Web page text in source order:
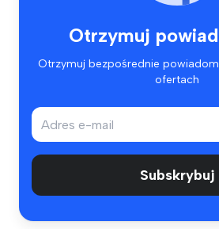
Otrzymuj
Otrzymuj bezpośrednie
ofertach
Subskrybuj